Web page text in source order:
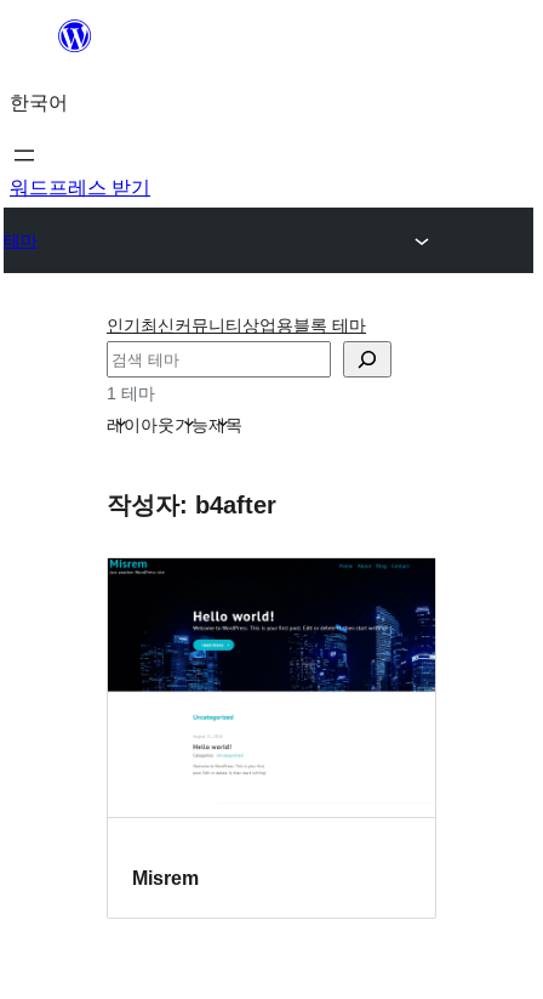
츠
로
바
가
한국어
워드프레스 받기
테마
인기최신커뮤니티상업용블록 테마
검
색
1 테마
레이아웃기능제목
작성자: b4after
Misrem